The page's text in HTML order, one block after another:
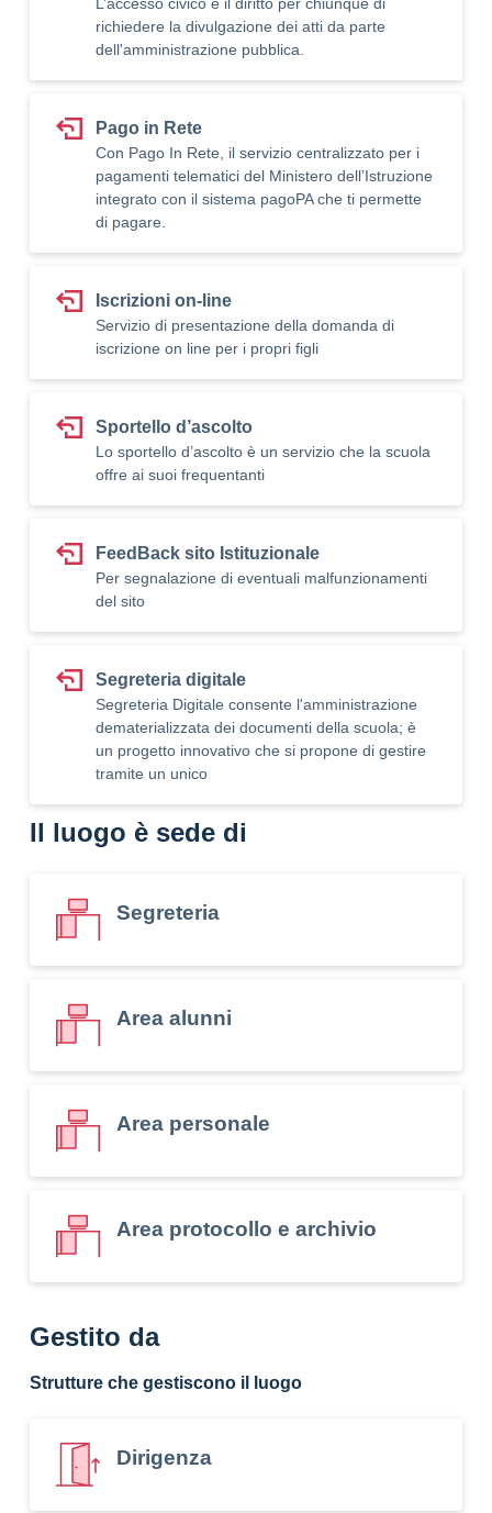
richiedere la divulgazione dei atti da parte
dell'amministrazione pubblica.
Pago in Rete
Con Pago In Rete, il servizio centralizzato per i
pagamenti telematici del Ministero dell’Istruzione
integrato con il sistema pagoPA che ti permette
di pagare.
Iscrizioni on-line
Servizio di presentazione della domanda di
iscrizione on line per i propri figli
Sportello d’ascolto
Lo sportello d’ascolto è un servizio che la scuola
offre ai suoi frequentanti
FeedBack sito Istituzionale
Per segnalazione di eventuali malfunzionamenti
del sito
Segreteria digitale
Segreteria Digitale consente l'amministrazione
dematerializzata dei documenti della scuola; è
un progetto innovativo che si propone di gestire
tramite un unico
Il luogo è sede di
Segreteria
Area alunni
Area personale
Area protocollo e archivio
Gestito da
Strutture che gestiscono il luogo
Dirigenza